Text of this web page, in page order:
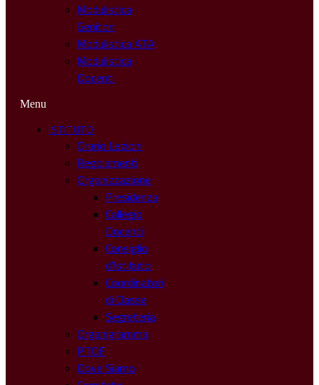
Modulistica
Genitori
Modulistica ATA
Modulistica
Docenti
Menu
ISTITUTO
Orario Lezioni
Regolamenti
Organizzazione
Presidenza
Collegio
Docenti
Consiglio
d’Istituto
Coordinatori
di Classe
Segreteria
Organigramma
PTOF
Dove Siamo